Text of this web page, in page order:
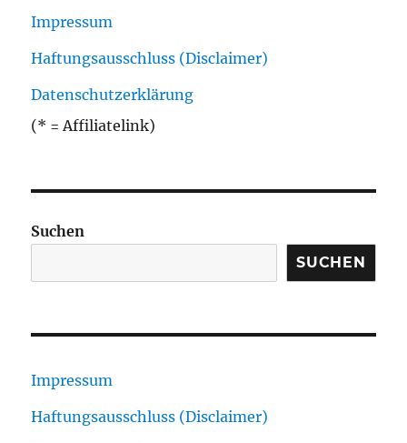
Impressum
Haftungsausschluss (Disclaimer)
Datenschutzerklärung
(* = Affiliatelink)
Suchen
SUCHEN
Impressum
Haftungsausschluss (Disclaimer)